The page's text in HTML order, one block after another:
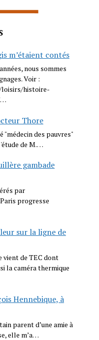
m’étaient contés
nous sommes
Voir :
histoire-
…
Thore
"médecin des pauvres"
de M.…
gambade
par
progresse
sur la ligne de
vient de TEC dont
la caméra thermique
Hennebique, à
parent d’une amie à
elle m’a…